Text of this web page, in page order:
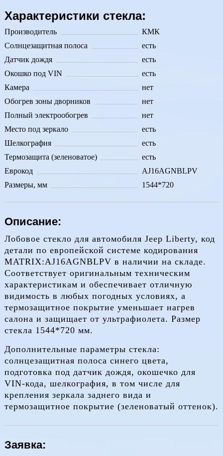
Характеристики стекла:
Производитель
КМК
Солнцезащитная полоса
есть
Датчик дождя
есть
Окошко под VIN
есть
Камера
нет
Обогрев зоны дворников
нет
Полный электрообогрев
нет
Место под зеркало
есть
Шелкография
есть
Термозащита (зеленоватое)
есть
Еврокод
AJ16AGNBLPV
Размеры, мм
1544*720
Описание:
Лобовое стекло для автомобиля Jeep Liberty, код
детали по европейской системе кодирования
MATRIX:AJ16AGNBLPV в наличии на складе.
Соответствует оригинальным техническим
характеристикам и обеспечивает отличную
видимость в любых погодных условиях, а
термозащитное покрытие уменьшает нагрев
салона и защищает от ультрафиолета. Размер
стекла 1544*720 мм.
Дополнительные параметры стекла:
солнцезащитная полоса синего цвета,
подготовка под датчик дождя, окошечко для
VIN-кода, шелкография, в том числе для
крепления зеркала заднего вида и
термозащитное покрытие (зеленоватый оттенок).
Заявка: